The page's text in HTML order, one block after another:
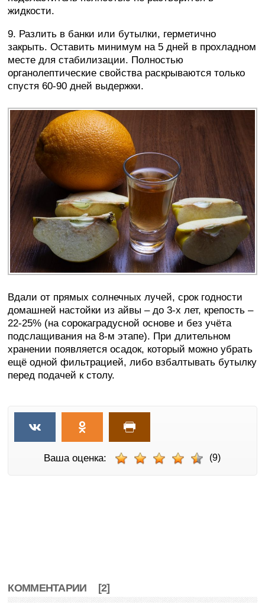
жидкости.
9. Разлить в банки или бутылки, герметично
закрыть. Оставить минимум на 5 дней в прохладном
месте для стабилизации. Полностью
органолептические свойства раскрываются только
спустя 60-90 дней выдержки.
Вдали от прямых солнечных лучей, срок годности
домашней настойки из айвы – до 3-х лет, крепость –
22-25% (на сорокаградусной основе и без учёта
подслащивания на 8-м этапе). При длительном
хранении появляется осадок, который можно убрать
ещё одной фильтрацией, либо взбалтывать бутылку
перед подачей к столу.
Ваша оценка: (9)
КОММЕНТАРИИ [2]